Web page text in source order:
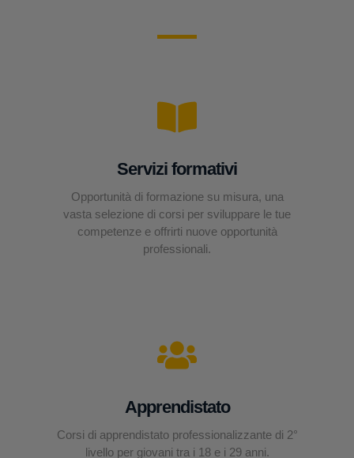
Servizi formativi
Opportunità di formazione su misura, una
vasta selezione di corsi per sviluppare le tue
competenze e offrirti nuove opportunità
professionali.
Apprendistato
Corsi di apprendistato professionalizzante di 2°
livello per giovani tra i 18 e i 29 anni.